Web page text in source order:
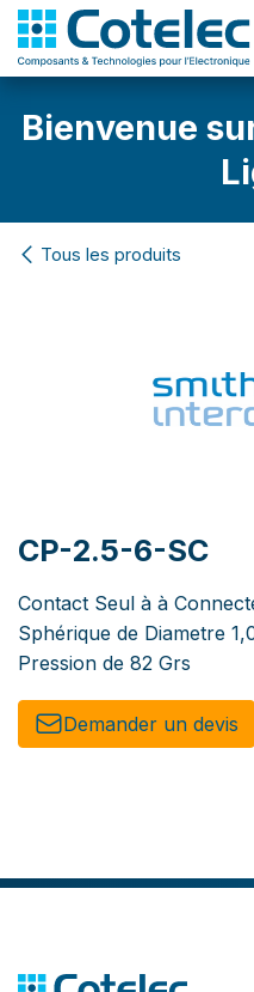
Bienvenue
Tous les produits
CP-2.5-6-SC
Contact Seul à à
Sphérique de Diametre
Pression de 82 Grs
Demander un de​​vis​​